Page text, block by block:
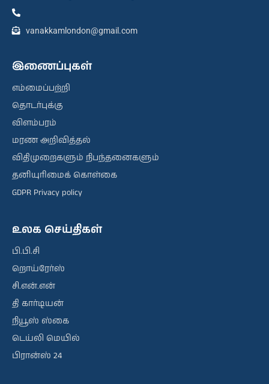
vanakkamlondon@gmail.com
இணைப்புகள்
எம்மைப்பற்றி
தொடர்புக்கு
விளம்பரம்
மரண அறிவித்தல்
விதிமுறைகளும் நிபந்தனைகளும்
தனியுரிமைக் கொள்கை
GDPR Privacy policy
உலக செய்திகள்
பி.பி.சி
றொய்ரேர்ஸ்
சி.என்.என்
தி கார்டியன்
நியூஸ் ஸ்கை
டெய்லி மெயில்
பிரான்ஸ் 24